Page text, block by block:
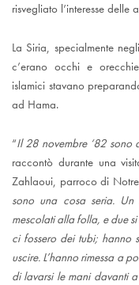
risvegliato l’interesse delle
La Siria, specialmente
c’erano occhi e
islamici stavano
ad Hama.
“Il 28 novembre ‘82 sono
raccontò durante una
Zahlaoui, parroco di
sono una cosa seria.
mescolati alla folla, e due
ci fossero dei tubi; hanno
uscire. L’hanno rimessa a
di lavarsi le mani davanti